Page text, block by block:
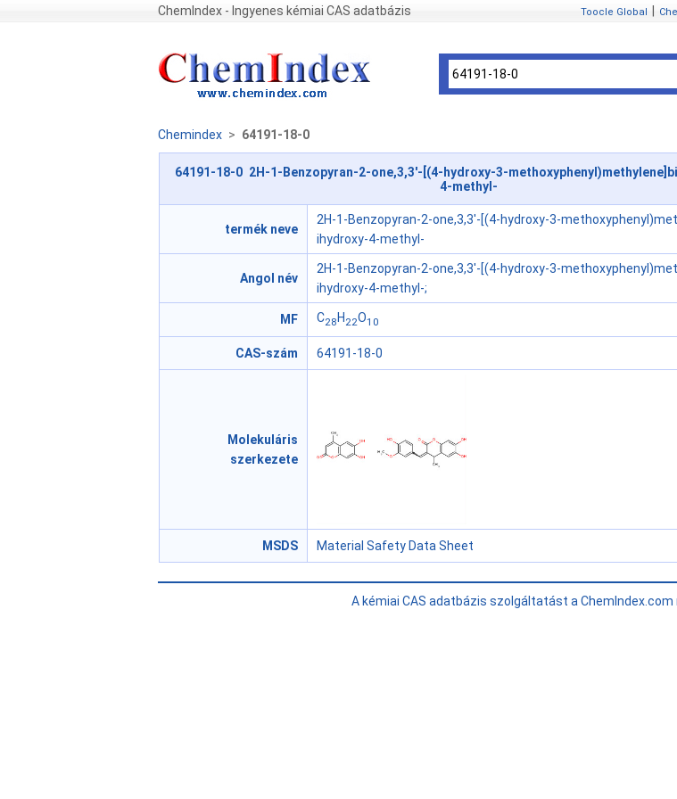
ChemIndex - Ingyenes kémiai CAS adatbázis Toocle Global
Chemindex > 64191-18-0
64191-18-0 2H-1-Benzopyran-2-one,3,3'-[(4-hydroxy-3-
4-methyl-
termék neve
2H-1-Benzopyran-2-one,3,3'-[(4-hydroxy-3-
ihydroxy-4-methyl-
Angol név
2H-1-Benzopyran-2-one,3,3'-[(4-hydroxy-3-
ihydroxy-4-methyl-;
MF C28 H 22O10
CAS-szám 64191-18-0
Molekuláris
szerkezete
MSDS Material Safety Data Sheet
A kémiai CAS adatbázis szolgáltatást a ChemIndex.com